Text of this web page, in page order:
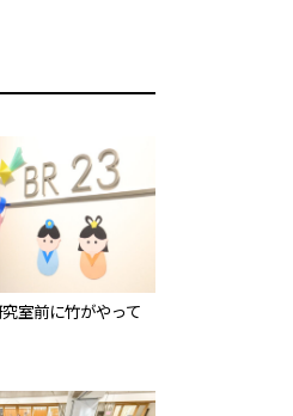
究室前に竹がやって